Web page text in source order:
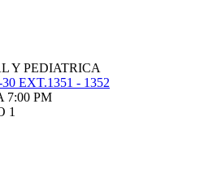
Y PEDIATRICA
EXT.1351 - 1352
7:00 PM
1